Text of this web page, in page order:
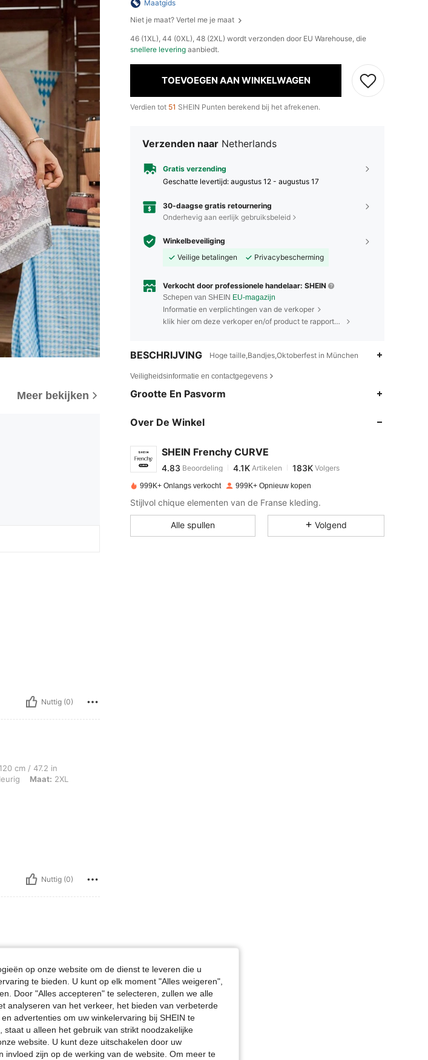
Meer bekijken
Nuttig (0)
115 cm / 45 in, Heupen: 125 cm / 49 in, Lichaamsvorm: Driehoek, Kleur: Veel kleurig, Maat: 2XL
120 cm / 47.2 in
Maat: 2XL
Nuttig (0)
Maatgids
Niet je maat? Vertel me je maat
​46 (1XL), 44 (0XL), 48 (2XL) wordt verzonden door EU Warehouse, die
snellere levering aanbiedt.
TOEVOEGEN AAN WINKELWAGEN
Verdien tot 51 SHEIN Punten berekend bij het afrekenen.
Verzenden naar Netherlands
Gratis verzending
Geschatte levertijd: augustus 12 - augustus 17
30-daagse gratis retournering
Onderhevig aan eerlijk gebruiksbeleid
Winkelbeveiliging
Veilige betalingen
Privacybescherming
Verkocht door professionele handelaar: SHEIN
Schepen van SHEIN EU-magazijn
Informatie en verplichtingen van de verkoper
klik hier om deze verkoper en/of product te rapporteren.
BESCHRIJVING Hoge taille,Bandjes,Oktoberfest in München
Veiligheidsinformatie en contactgegevens
Grootte En Pasvorm
Over De Winkel
SHEIN Frenchy CURVE
4.83
4.83 4.1K
o***ebetaalde1 dag geleden
4.83
999K+ Onlangs verkocht 999K+ Opnieuw kopen
Stijlvol chique elementen van de Franse kleding.
Alle spullen Volgend
op onze website om de dienst te leveren die u
te bieden. U kunt op elk moment "Alles weigeren",
Door "Alles accepteren" te selecteren, zullen we alle
analyseren van het verkeer, het bieden van verbeterde
advertenties om uw winkelervaring bij SHEIN te
u alleen het gebruik van strikt noodzakelijke
website. U kunt deze uitschakelen door uw
invloed zijn op de werking van de website. Om meer te